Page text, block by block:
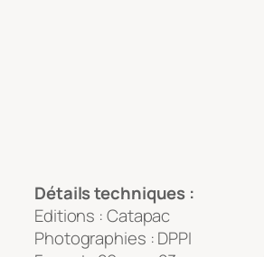
Détails techniques :
Editions : Catapac
Photographies : DPPI